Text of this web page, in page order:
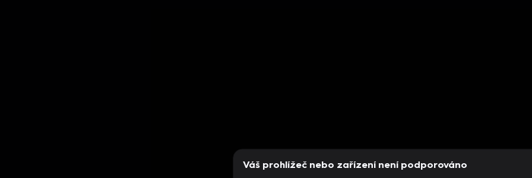
Váš prohlížeč nebo zařízení není podporováno